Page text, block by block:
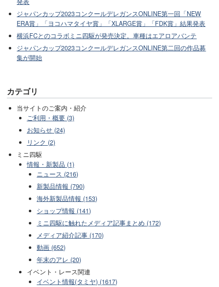
ジャパンカップ2023コンクールデレガンスONLINE第一回「NEW
ERA賞」「ヨコハマタイヤ賞」「XLARGE賞」「FDK賞」結果発表
横浜FCとのコラボミニ四駆が発売決定。車種はエアロアバンテ
ジャパンカップ2023コンクールデレガンスONLINE第二回の作品募
集が開始
カテゴリ
当サイトのご案内・紹介
ご利用・概要 (3)
お知らせ (24)
リンク (2)
ミニ四駆
情報・新製品 (1)
ニュース (216)
新製品情報 (790)
海外新製品情報 (153)
ショップ情報 (141)
ミニ四駆に触れたメディア記事まとめ (172)
メディア紹介記事 (170)
動画 (652)
年末のアレ (20)
イベント・レース関連
イベント情報(タミヤ) (1617)